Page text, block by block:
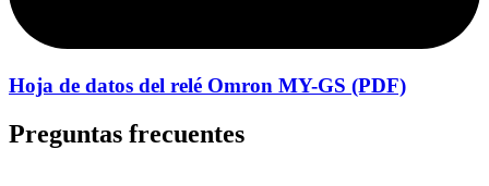
Hoja de datos del relé Omron MY-GS (PDF)
Preguntas frecuentes